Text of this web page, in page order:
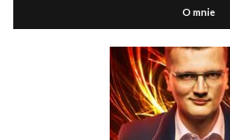
O mnie